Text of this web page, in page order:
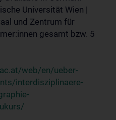
Universität Wien |
und Zentrum für
gesamt bzw. 5
web/en/ueber-
interdisziplinaere-